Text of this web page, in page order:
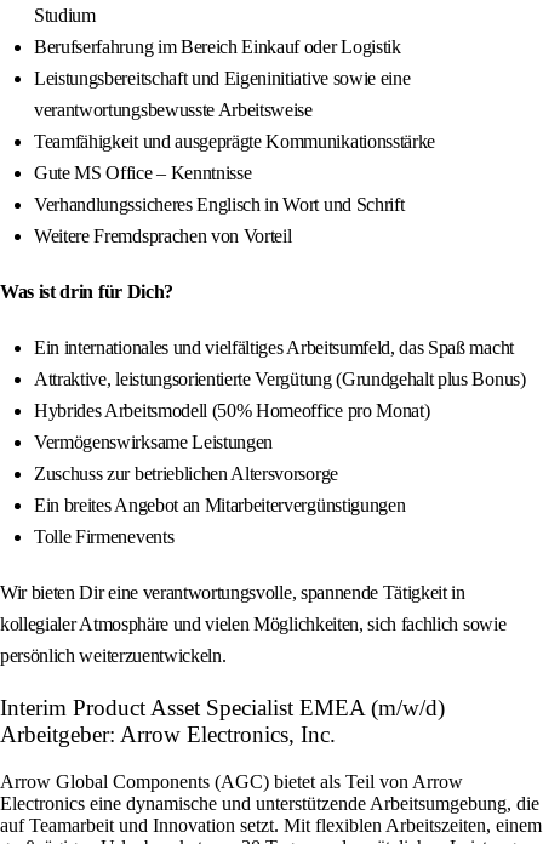
Studium
Berufserfahrung im Bereich Einkauf oder Logistik
Leistungsbereitschaft und Eigeninitiative sowie eine
verantwortungsbewusste Arbeitsweise
Teamfähigkeit und ausgeprägte Kommunikationsstärke
Gute MS Office – Kenntnisse
Verhandlungssicheres Englisch in Wort und Schrift
Weitere Fremdsprachen von Vorteil
Was ist drin für Dich?
Ein internationales und vielfältiges Arbeitsumfeld, das Spaß macht
Attraktive, leistungsorientierte Vergütung (Grundgehalt plus Bonus)
Hybrides Arbeitsmodell (50% Homeoffice pro Monat)
Vermögenswirksame Leistungen
Zuschuss zur betrieblichen Altersvorsorge
Ein breites Angebot an Mitarbeitervergünstigungen
Tolle Firmenevents
Wir bieten Dir eine verantwortungsvolle, spannende Tätigkeit in
kollegialer Atmosphäre und vielen Möglichkeiten, sich fachlich sowie
persönlich weiterzuentwickeln.
Interim Product Asset Specialist EMEA (m/w/d)
Arbeitgeber: Arrow Electronics, Inc.
Arrow Global Components (AGC) bietet als Teil von Arrow
Electronics eine dynamische und unterstützende Arbeitsumgebung, die
auf Teamarbeit und Innovation setzt. Mit flexiblen Arbeitszeiten, einem